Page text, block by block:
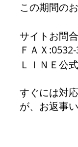
この期間の
サイトお問
ＦＡＸ
ＬＩＮＥ公
すぐには対
が、お返事